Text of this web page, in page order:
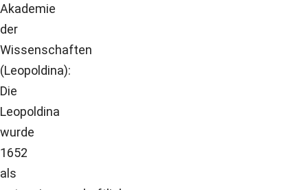
Akademie
der
Wissenschaften
(Leopoldina):
Die
Leopoldina
wurde
1652
als